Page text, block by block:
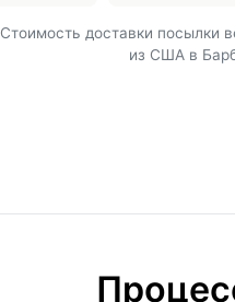
Cтоимость доставки посылки
из США в